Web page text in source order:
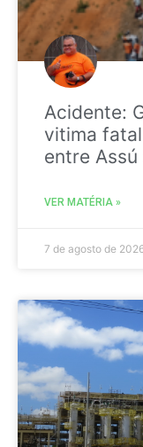
Acidente:
vitima
entre
VER MATÉRIA »
7 de agosto de